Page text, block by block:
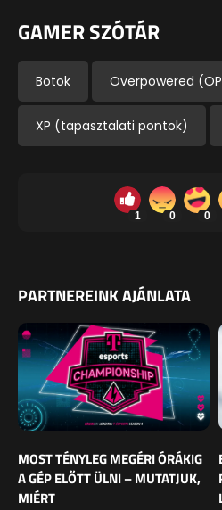
GAMER SZÓTÁR
Botok Overpowered
XP (tapasztalati pontok)
1 0 0
PARTNEREINK AJÁNLATA
MOST TÉNYLEG MEGÉRI ÓRÁKIG
A GÉP ELŐTT ÜLNI – MUTATJUK,
MIÉRT